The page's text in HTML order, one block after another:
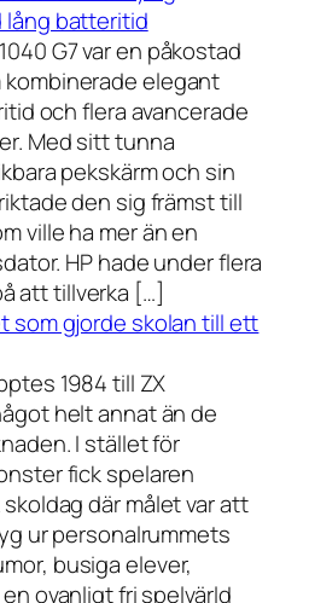
batteritid
G7 var en påkostad
elegant
och flera avancerade
Med sitt tunna
pekskärm och sin
den sig främst till
ville ha mer än en
HP hade under flera
att tillverka […]
som gjorde skolan till ett
1984 till ZX
helt annat än de
I stället för
fick spelaren
där målet var att
ur personalrummets
busiga elever,
ovanligt fri spelvärld